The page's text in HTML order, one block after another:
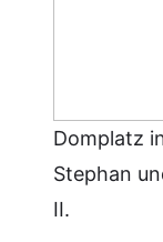
Domplatz
Stephan
II.